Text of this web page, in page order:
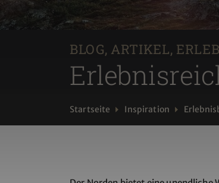
BLOG, ARTIKEL,
Startseite Inspiration